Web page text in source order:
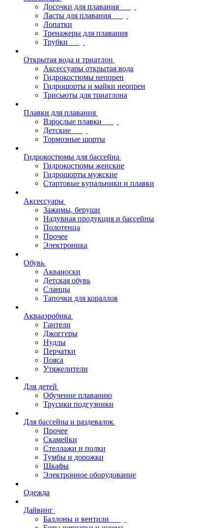
Досочки для плавания
Ласты для плавания
Лопатки
Тренажеры для плавания
Трубки
Открытая вода и триатлон
Аксессуары открытая вода
Гидрокостюмы неопрен
Гидрошорты и майки неопрен
Трисьюты для триатлона
Плавки для плавания
Взрослые плавки
Детские
Тормозные шорты
Гидрокостюмы для бассейна
Гидрокостюмы женские
Гидрошорты мужские
Стартовые купальники и плавки
Аксессуары
Зажимы, беруши
Надувная продукция и бассейны
Полотенца
Прочее
Электроника
Обувь
Акваноски
Детская обувь
Сланцы
Тапочки для кораллов
Аквааэробика
Гантели
Джоггеры
Нудлы
Перчатки
Пояса
Утяжелители
Для детей
Обучение плаванию
Трусики подгузники
Для бассейна и раздевалок
Прочее
Скамейки
Стеллажи и полки
Тумбы и дорожки
Шкафы
Электронное оборудование
Одежда
Дайвинг
Баллоны и вентили